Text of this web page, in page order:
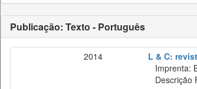
Publicação: Texto - Português
2014
L & C:
Imprenta:
Descrição